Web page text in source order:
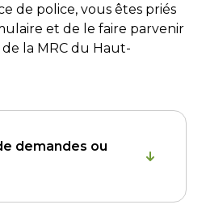
de police, vous êtes priés
et de le faire parvenir
la MRC du Haut-
demandes ou